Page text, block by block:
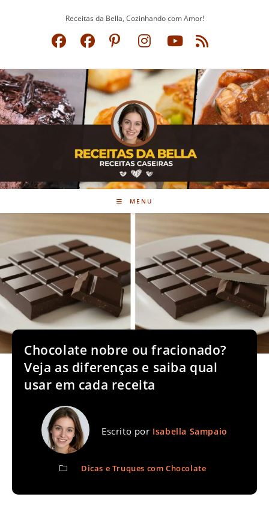
Receitas da Bella, Cozinhando com Amor!
MENU
Chocolate nobre ou fracionado?
Veja as diferenças e saiba qual
usar em cada receita
Escrito por Isabella Sampaio
Dicas e Truques com Chocolate